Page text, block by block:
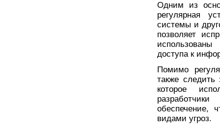
Одним из
регулярная
системы и
позволяет
доступа к
Помимо
также следить
которое
видами угроз.